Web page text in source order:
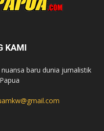
KAMI
baru dunia jurnalistik